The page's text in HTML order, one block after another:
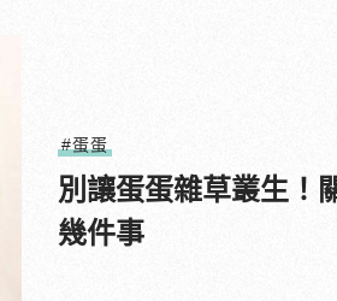
#蛋蛋
別讓蛋蛋雜草叢生！
幾件事